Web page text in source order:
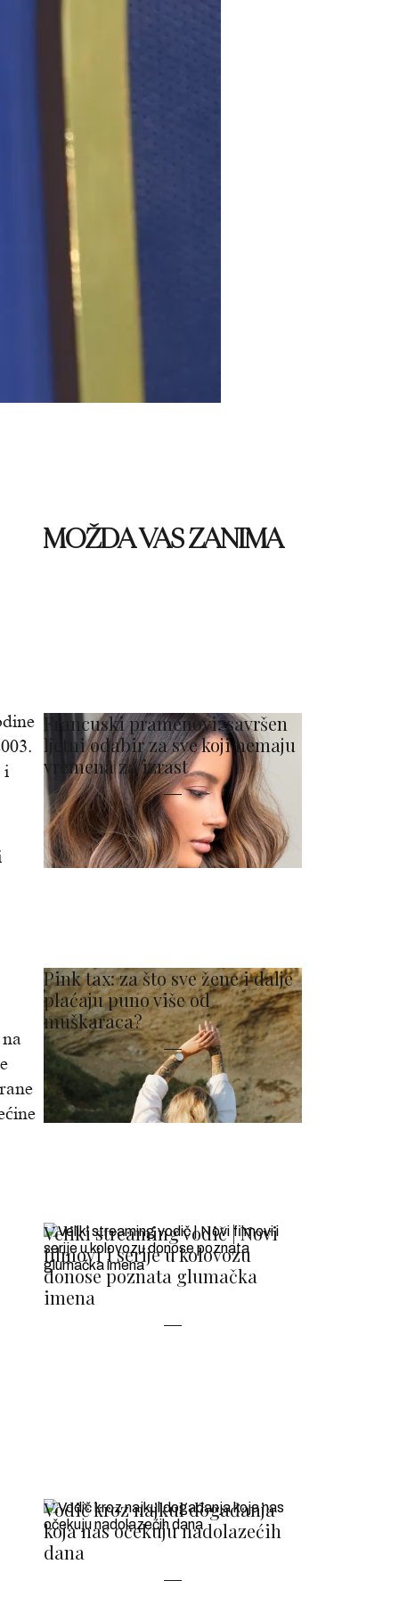
i
MOŽDA VAS ZANIMA
Francuski pramenovi: savršen
ljetni odabir za sve koji nemaju
vremena za izrast
Pink tax: za što sve žene i dalje
plaćaju puno više od
muškaraca?
Veliki streaming vodič | Novi
filmovi i serije u kolovozu
donose poznata glumačka
imena
Vodič kroz najkul događanja
koja nas očekuju nadolazećih
dana